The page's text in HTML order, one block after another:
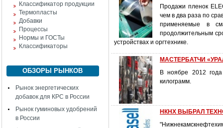
Классификатор продукции
Термопласты
Добавки
Процессы
Нормы и ГОСТы
Классификаторы
ОБЗОРЫ РЫНКОВ
Рынок энергетических
добавок для КРС в России
Рынок гуминовых удобрений
в России
Продажи пленок
чем в два раза по
применяемые в
продолжительным
устройствах и оргтехнике.
МАСТЕРБАТЧИ
В ноябре 2012
килограмм.
НКНХ ВЫБРАЛ